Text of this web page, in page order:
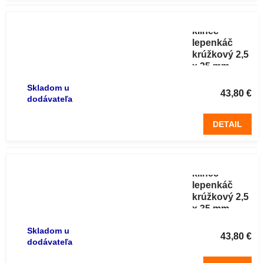
klinec
lepenkáč
krúžkový 2,5
x 25 mm
43,80 €
Skladom u
dodávateľa
DETAIL
klinec
lepenkáč
krúžkový 2,5
x 35 mm
43,80 €
Skladom u
dodávateľa